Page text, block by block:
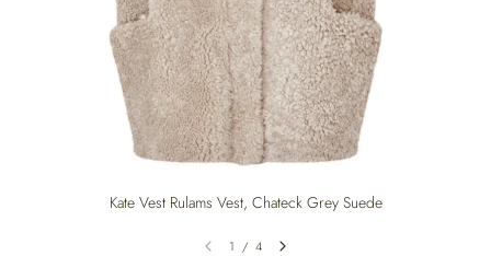
Kate Vest Rulams Vest, Chateck Grey Suede
1 / 4